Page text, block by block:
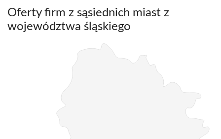
Oferty firm z sąsiednich miast z
województwa śląskiego